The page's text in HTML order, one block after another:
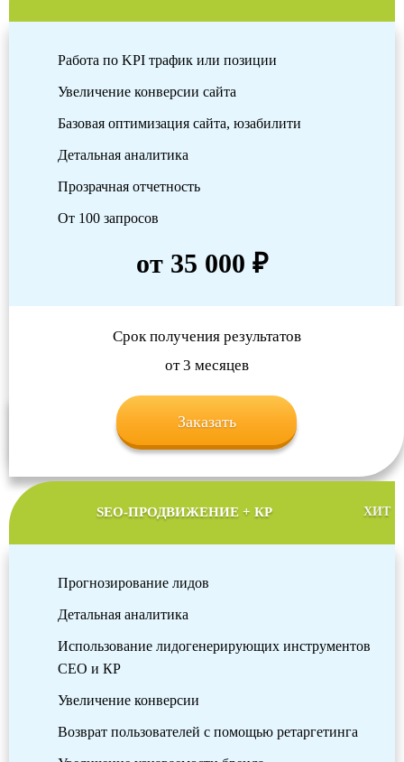
Работа по KPI трафик или позиции
Увеличение конверсии сайта
Базовая оптимизация сайта, юзабилити
Детальная аналитика
Прозрачная отчетность
От 100 запросов
от 35 000 ₽
Срок получения результатов
от 3 месяцев
Заказать
SEO-ПРОДВИЖЕНИЕ + КР ХИТ
Прогнозирование лидов
Детальная аналитика
Использование лидогенерирующих инструментов
СЕО и КР
Увеличение конверсии
Возврат пользователей с помощью ретаргетинга